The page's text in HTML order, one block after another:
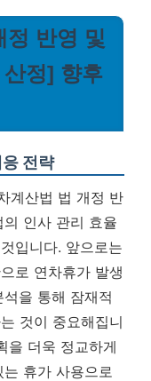
정 반영 및
정] 향후
전략
계산법 법 개정 반
인사 관리 효율
입니다. 앞으로는
로 연차휴가 발생
을 통해 잠재적
것이 중요해집니
을 더욱 정교하게
휴가 사용으로